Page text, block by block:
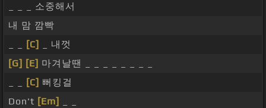
_ _ _ 소중해서
내 맘 깜빡
[C]
_ 내껏
[G] [E] 마겨날땐 _ _ _ _ _ _ _ _
[C] 뻐킹걸
Don't [Em]